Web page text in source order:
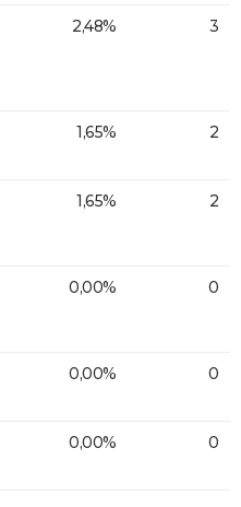
2,48% 3
1,65% 2
1,65% 2
0,00% 0
0,00% 0
0,00% 0